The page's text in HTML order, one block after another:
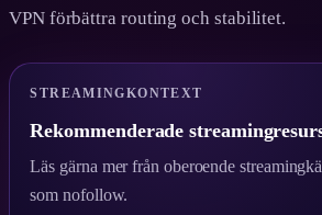
VPN förbättra routing och stabilitet.
STREAMINGKONTEXT
Rekommenderade
Läs gärna mer från oberoende
som nofollow.